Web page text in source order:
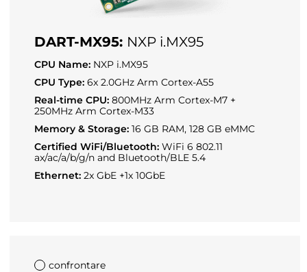
DART-MX95: NXP i.MX95
CPU Name: NXP i.MX95
CPU Type: 6x 2.0GHz Arm Cortex-A55
Real-time CPU: 800MHz Arm Cortex-M7 +
250MHz Arm Cortex-M33
Memory & Storage: 16 GB RAM, 128 GB eMMC
Certified WiFi/Bluetooth: WiFi 6 802.11
ax/ac/a/b/g/n and Bluetooth/BLE 5.4
Ethernet: 2x GbE +1x 10GbE
confrontare